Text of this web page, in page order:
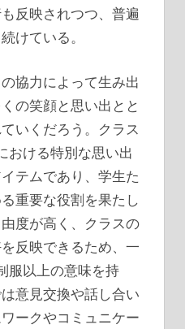
反映されつつ、普遍
けている。
協力によって生み出
の笑顔と思い出とと
いくだろう。クラス
おける特別な思い出
テムであり、学生た
重要な役割を果たし
度が高く、クラスの
反映できるため、一
服以上の意味を持
意見交換や話し合い
ークやコミュニケー